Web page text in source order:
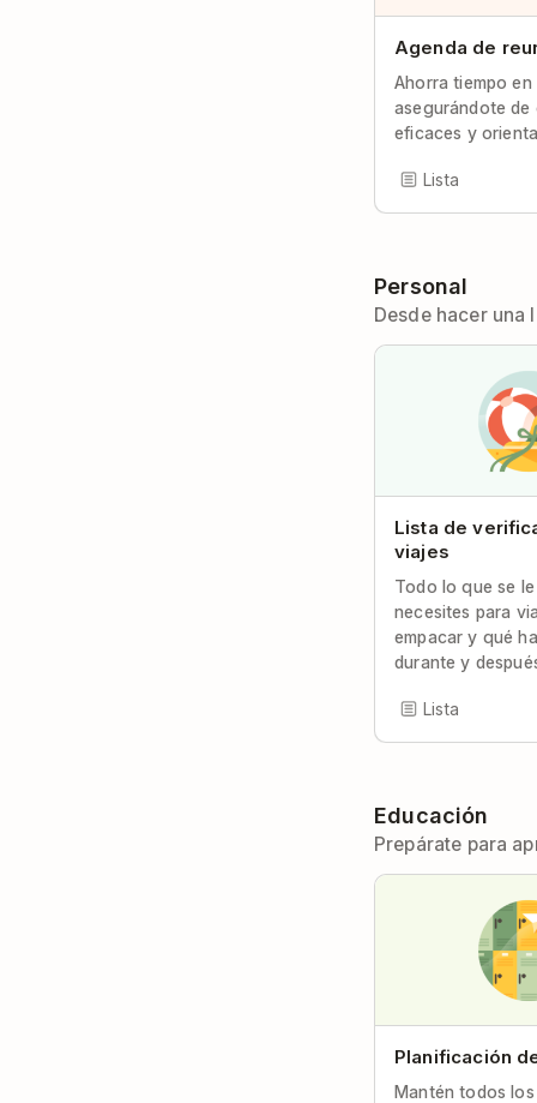
Agenda de
Ahorra tiempo en
asegurándote de
eficaces y
Lista
Personal
Desde hacer una
Lista de
viajes
Todo lo que se
necesites para
empacar y qué
durante y
Lista
Educación
Prepárate para
Planificación
Mantén todos